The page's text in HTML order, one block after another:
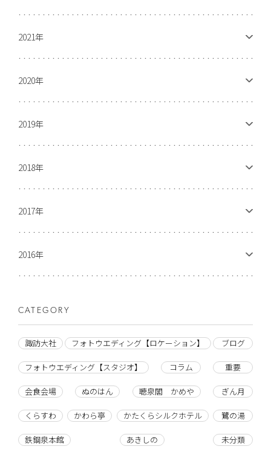
2021年
2020年
2019年
2018年
2017年
2016年
CATEGORY
諏訪大社 フォトウエディング【ロケーション】 ブログ
フォトウエディング【スタジオ】 コラム 重要
会食会場 ぬのはん 聴泉閣 かめや ぎん月
くらすわ かわら亭 かたくらシルクホテル 鷺の湯
鉄鋼泉本館 あきしの 未分類